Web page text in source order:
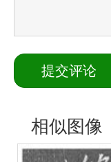
相似图像